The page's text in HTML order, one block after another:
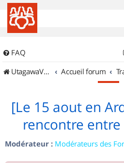
FAQ
UtagawaVTT (Randos VTT et VTTAE avec traces GPS)
Accueil forum
[Le 15 aout en
rencontre
Modérateur : Modérateurs des